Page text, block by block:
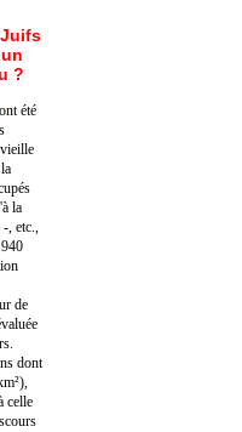
?
ont été
la
etc.,
de
dont
celle